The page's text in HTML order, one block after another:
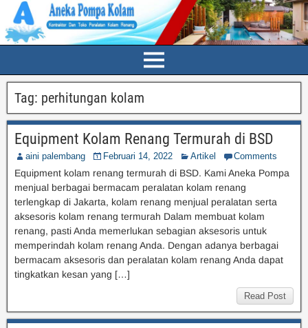
Tag: perhitungan kolam
Equipment Kolam Renang Termurah di BSD
aini palembang Februari 14, 2022 Artikel Comments
Equipment kolam renang termurah di BSD. Kami Aneka Pompa
menjual berbagai bermacam peralatan kolam renang
terlengkap di Jakarta, kolam renang menjual peralatan serta
aksesoris kolam renang termurah Dalam membuat kolam
renang, pasti Anda memerlukan sebagian aksesoris untuk
memperindah kolam renang Anda. Dengan adanya berbagai
bermacam aksesoris dan peralatan kolam renang Anda dapat
tingkatkan kesan yang […]
Read Post